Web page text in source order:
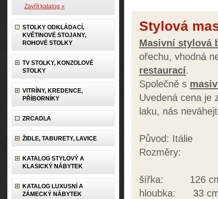
Zavřít katalog »
STOLKY ODKLÁDACÍ,
KVĚTINOVÉ STOJANY,
ROHOVÉ STOLKY
TV STOLKY, KONZOLOVÉ
STOLKY
VITRÍNY, KREDENCE,
PŘÍBORNÍKY
ZRCADLA
ŽIDLE, TABURETY, LAVICE
KATALOG STYLOVÝ A
KLASICKÝ NÁBYTEK
KATALOG LUXUSNÍ A
ZÁMECKÝ NÁBYTEK
Stylová
Masivní stylová
ořechu, vhodná
restaurací.
Společně s
Uvedená cena je
laku, nás
Původ: Itálie
Rozměry:
šířka: 126
hloubka: 33